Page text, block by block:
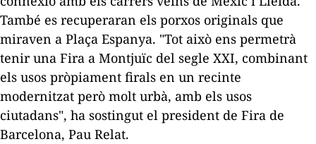
També es recuperaran els porxos originals que
miraven a Plaça Espanya. "Tot això ens permetrà
tenir una Fira a Montjuïc del segle XXI, combinant
els usos pròpiament firals en un recinte
modernitzat però molt urbà, amb els usos
ciutadans", ha sostingut el president de Fira de
Barcelona, Pau Relat.